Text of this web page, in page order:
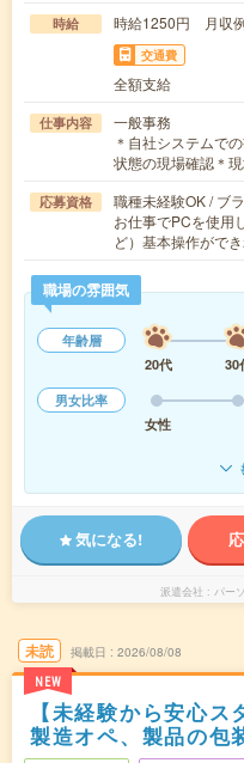
時給 時給1250円 月収
交通費
全額支給
仕事内容
一般事務
＊自社システムで
状態の現場確認＊
応募資格
職種未経験OK / ブ
お仕事でPCを使用
ど）基本操作がで
職場の雰囲気
年齢層
20代
30
男女比率
女性
気になる!
派遣会社 パー
未読
NEW
掲載日 2026/08/08
【未経験から安心
製造オペ、製品の包